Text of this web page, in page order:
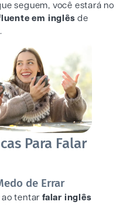
seguem, você estará no
em inglês de
Para Falar
de Errar
ao tentar falar inglês